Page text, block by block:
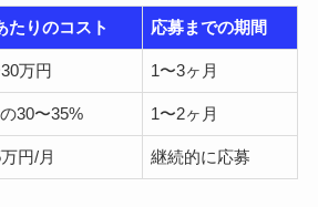
たりのコスト 応募までの期間
万円 1〜3ヶ月
30〜35% 1〜2ヶ月
円/月 継続的に応募